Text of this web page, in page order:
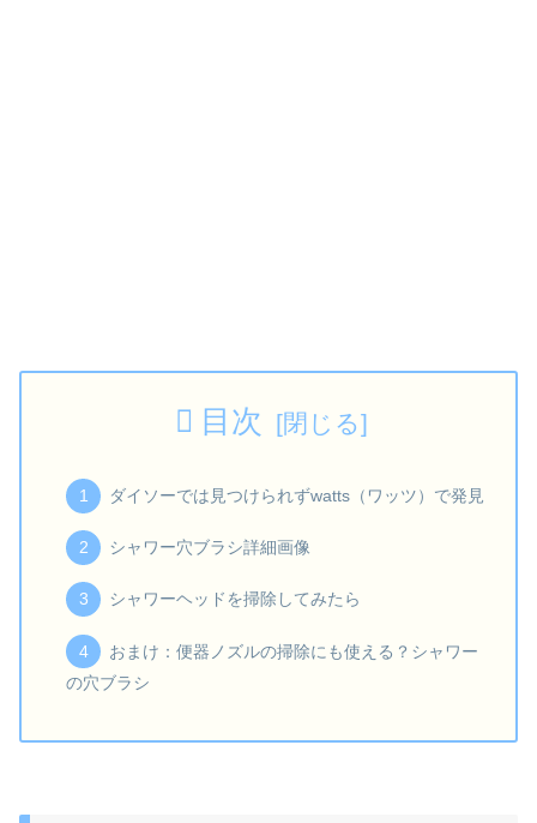
目次
ダイソーでは見つけられずwatts（ワッツ）で発見
シャワー穴ブラシ詳細画像
シャワーヘッドを掃除してみたら
おまけ：便器ノズルの掃除にも使える？シャワー
の穴ブラシ